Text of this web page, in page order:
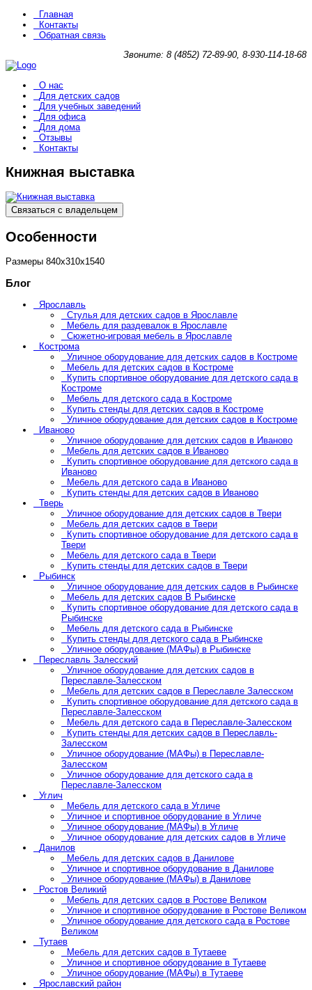
Главная
Контакты
Обратная связь
Звоните: 8 (4852) 72-89-90, 8-930-114-18-68
О нас
Для детских садов
Для учебных заведений
Для офиса
Для дома
Отзывы
Контакты
Книжная выставка
Связаться с владельцем
Особенности
Размеры 840х310х1540
Блог
Ярославль
Стулья для детских садов в Ярославле
Мебель для раздевалок в Ярославле
Сюжетно-игровая мебель в Ярославле
Кострома
Уличное оборудование для детских садов в Костроме
Мебель для детских садов в Костроме
Купить спортивное оборудование для детского сада в
Костроме
Мебель для детского сада в Костроме
Купить стенды для детских садов в Костроме
Уличное оборудование для детских садов в Костроме
Иваново
Уличное оборудование для детских садов в Иваново
Мебель для детских садов в Иваново
Купить спортивное оборудование для детского сада в
Иваново
Мебель для детского сада в Иваново
Купить стенды для детских садов в Иваново
Тверь
Уличное оборудование для детских садов в Твери
Мебель для детских садов в Твери
Купить спортивное оборудование для детского сада в
Твери
Мебель для детского сада в Твери
Купить стенды для детских садов в Твери
Рыбинск
Уличное оборудование для детских садов в Рыбинске
Мебель для детских садов В Рыбинске
Купить спортивное оборудование для детского сада в
Рыбинске
Мебель для детского сада в Рыбинске
Купить стенды для детского сада в Рыбинске
Уличное оборудование (МАФы) в Рыбинске
Переславль Залесский
Уличное оборудование для детских садов в
Переславле-Залесском
Мебель для детских садов в Переславле Залесском
Купить спортивное оборудование для детского сада в
Переславле-Залесском
Мебель для детского сада в Переславле-Залесском
Купить стенды для детских садов в Переславль-
Залесском
Уличное оборудование (МАФы) в Переславле-
Залесском
Уличное оборудование для детского сада в
Переславле-Залесском
Углич
Мебель для детского сада в Угличе
Уличное и спортивное оборудование в Угличе
Уличное оборудование (МАФы) в Угличе
Уличное оборудование для детских садов в Угличе
Данилов
Мебель для детских садов в Данилове
Уличное и спортивное оборудование в Данилове
Уличное оборудование (МАФы) в Данилове
Ростов Великий
Мебель для детских садов в Ростове Великом
Уличное и спортивное оборудование в Ростове Великом
Уличное оборудование для детского сада в Ростове
Великом
Тутаев
Мебель для детских садов в Тутаеве
Уличное и спортивное оборудование в Тутаеве
Уличное оборудование (МАФы) в Тутаеве
Ярославский район